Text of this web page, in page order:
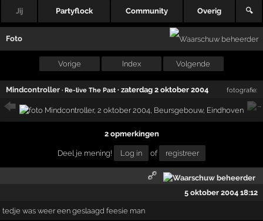
Jij Partyflock Community Overig 🔍
Foto
Vorige Index Volgende
Mindcontroller · Re-live The Past ·zaterdag 2 oktober 2004 fotografie:
2 opmerkingen
Deel je mening! Log in of registreer
5 oktober 2004 18:12
tedje was weer een geslaagd feesie man